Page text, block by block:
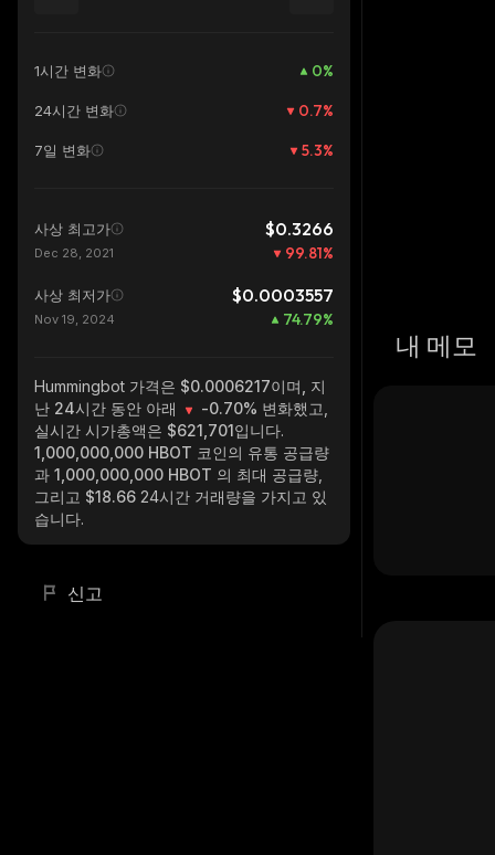
1시간 변화 0%
24시간 변화 0.7%
7일 변화 5.3%
사상 최고가 $0.3266
Dec 28, 2021 99.81%
사상 최저가 $0.0003557
Nov 19, 2024 74.79%
Hummingbot 가격은 $0.0006217이며, 지
난 24시간 동안 아래
-0.70% 변화했고,
실시간 시가총액은 $621,701입니다.
1,000,000,000 HBOT 코인의 유통 공급량
과 1,000,000,000 HBOT 의 최대 공급량,
그리고 $18.66 24시간 거래량을 가지고 있
습니다.
신고
내 메모